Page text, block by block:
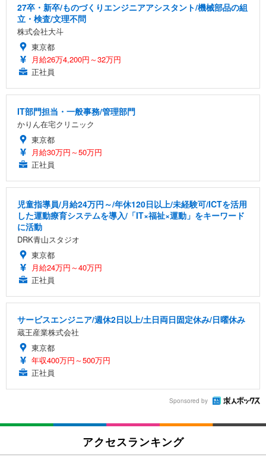
27卒・新卒/ものづくりエンジニアアシスタント/機械部品の組
立・検査/文理不問
株式会社大斗
東京都
月給26万4,200円～32万円
正社員
IT部門担当・一般事務/管理部門
かりん在宅クリニック
東京都
月給30万円～50万円
正社員
児童指導員/月給24万円～/年休120日以上/未経験可/ICTを活用
した運動療育システムを導入/「IT×福祉×運動」をキーワード
に活動
DRK青山スタジオ
東京都
月給24万円～40万円
正社員
サービスエンジニア/週休2日以上/土日両日固定休み/日曜休み
蔵王産業株式会社
東京都
年収400万円～500万円
正社員
Sponsored by
アクセスランキング